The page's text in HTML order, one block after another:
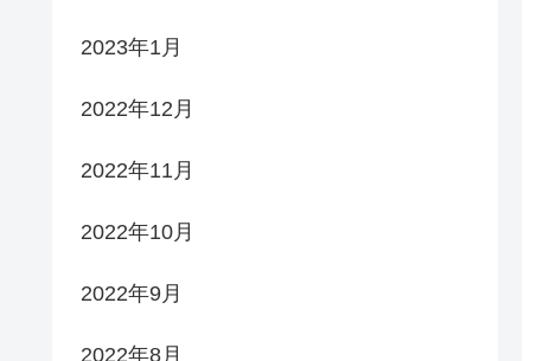
2023年1月
2022年12月
2022年11月
2022年10月
2022年9月
2022年8月